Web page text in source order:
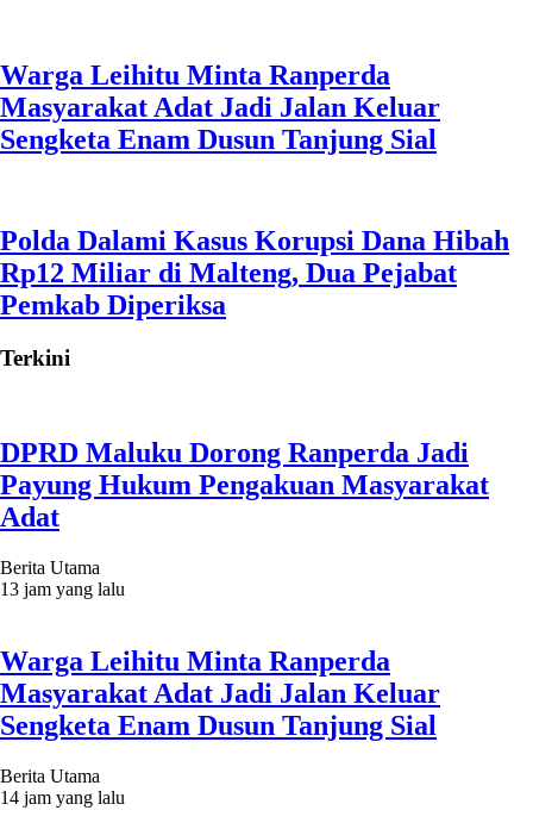
Warga Leihitu Minta Ranperda
Masyarakat Adat Jadi Jalan Keluar
Sengketa Enam Dusun Tanjung Sial
Polda Dalami Kasus Korupsi Dana Hibah
Rp12 Miliar di Malteng, Dua Pejabat
Pemkab Diperiksa
Terkini
DPRD Maluku Dorong Ranperda Jadi
Payung Hukum Pengakuan Masyarakat
Adat
Berita Utama
13 jam yang lalu
Warga Leihitu Minta Ranperda
Masyarakat Adat Jadi Jalan Keluar
Sengketa Enam Dusun Tanjung Sial
Berita Utama
14 jam yang lalu